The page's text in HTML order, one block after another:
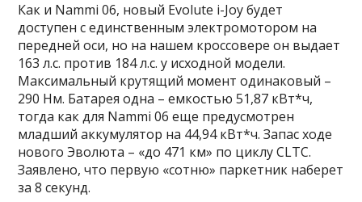
Как и Nammi 06, новый Evolute i-Joy будет
доступен с единственным электромотором на
передней оси, но на нашем кроссовере он выдает
163 л.с. против 184 л.с. у исходной модели.
Максимальный крутящий момент одинаковый –
290 Нм. Батарея одна – емкостью 51,87 кВт*ч,
тогда как для Nammi 06 еще предусмотрен
младший аккумулятор на 44,94 кВт*ч. Запас ходе
нового Эволюта – «до 471 км» по циклу CLTC.
Заявлено, что первую «сотню» паркетник наберет
за 8 секунд.